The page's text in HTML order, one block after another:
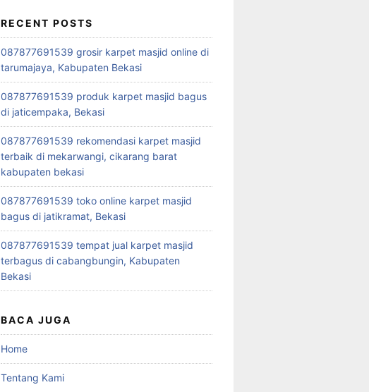
RECENT POSTS
087877691539 grosir karpet masjid online di
tarumajaya, Kabupaten Bekasi
087877691539 produk karpet masjid bagus
di jaticempaka, Bekasi
087877691539 rekomendasi karpet masjid
terbaik di mekarwangi, cikarang barat
kabupaten bekasi
087877691539 toko online karpet masjid
bagus di jatikramat, Bekasi
087877691539 tempat jual karpet masjid
terbagus di cabangbungin, Kabupaten
Bekasi
BACA JUGA
Home
Tentang Kami